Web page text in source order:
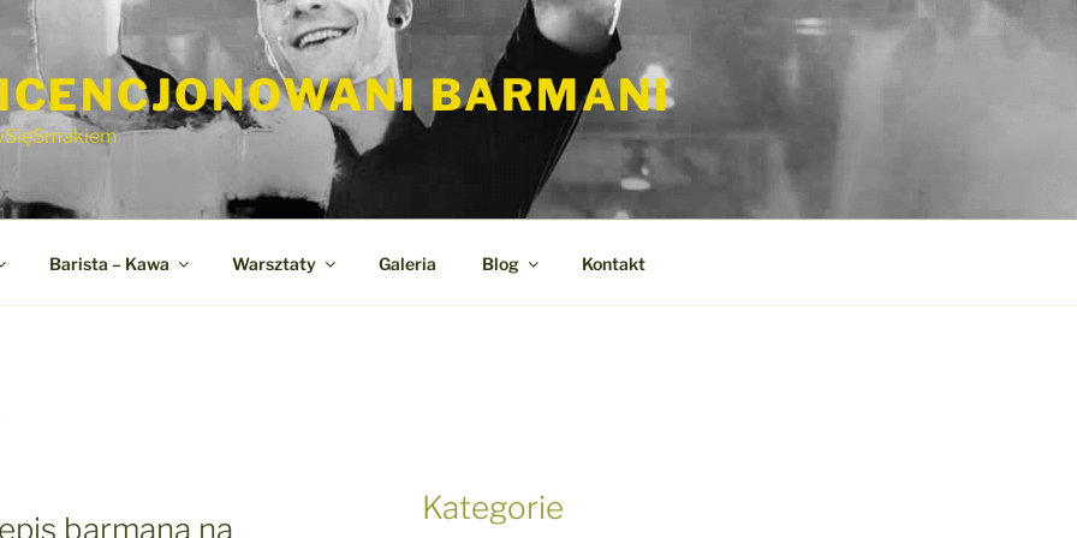
BARMANI
Barista – Kawa Warsztaty Galeria Blog Kontakt
barmana na
Kategorie